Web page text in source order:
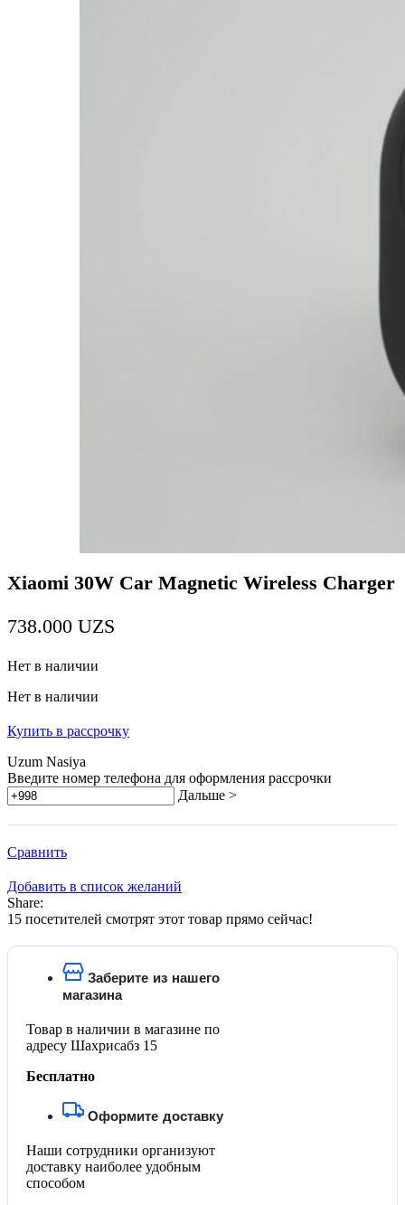
Xiaomi 30W Car Magnetic Wireless Charger
738.000 UZS
Нет в наличии
Нет в наличии
Купить в рассрочку
Uzum Nasiya
Введите номер телефона для оформления рассрочки
Дальше >
Сравнить
Добавить в список желаний
Share:
15 посетителей смотрят этот товар прямо сейчас!
Заберите из нашего
магазина
Товар в наличии в магазине по
адресу Шахрисабз 15
Бесплатно
Оформите доставку
Наши сотрудники организуют
доставку наиболее удобным
способом